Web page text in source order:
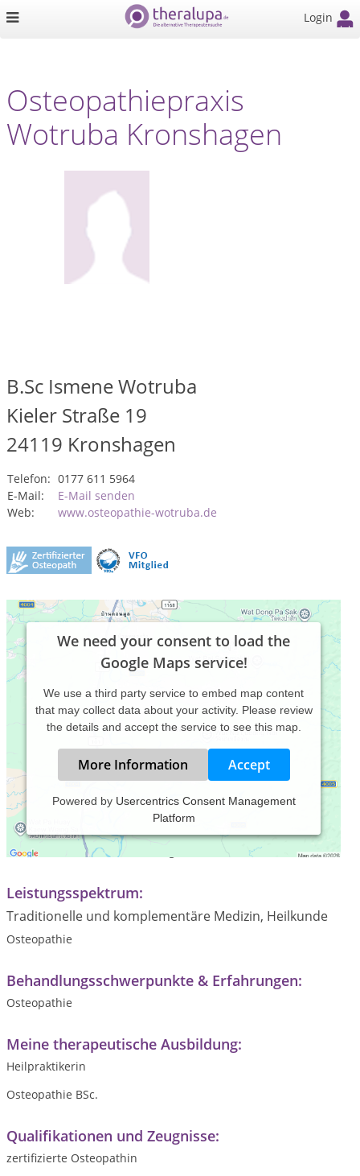
Login
Osteopathiepraxis
Wotruba Kronshagen
B.Sc Ismene Wotruba
Kieler Straße 19
24119 Kronshagen
Telefon: 0177 611 5964
E-Mail:
E-Mail senden
Web:
www.osteopathie-wotruba.de
We need your consent to load the
Google Maps service!
We use a third party service to embed map content
that may collect data about your activity. Please review
the details and accept the service to see this map.
More Information Accept
Powered by Usercentrics Consent Management
Platform
Praxiszeiten:
Telefonisch nach Vereinbarung
Leistungsspektrum:
Traditionelle und komplementäre Medizin, Heilkunde
Osteopathie
Behandlungsschwerpunkte & Erfahrungen:
Osteopathie
Meine therapeutische Ausbildung:
Heilpraktikerin
Osteopathie BSc.
Qualifikationen und Zeugnisse:
zertifizierte Osteopathin